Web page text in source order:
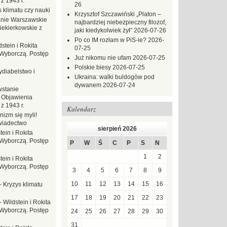
26
Krzysztof Szczawiński „Platon –
najbardziej niebezpieczny filozof,
jaki kiedykolwiek żył” 2026-07-26
Po co IM rozłam w PiS-ie? 2026-
07-25
Już nikomu nie ufam 2026-07-25
Polskie biesy 2026-07-25
Ukraina: walki buldogów pod
dywanem 2026-07-24
Kalendarz
sierpień 2026
P
W Ś C P S
N
1
2
3
4 5 6 7 8
9
10
11 12 13 14 15
16
17
18 19 20 21 22
23
24
25 26 27 28 29
30
31
klimatu czy nauki
Warszawskie
z
i Rokita
Postęp
i
1943 r.
się myli!
i Rokita
Postęp
i Rokita
Postęp
Kryzys klimatu
Wildstein i Rokita
Postęp